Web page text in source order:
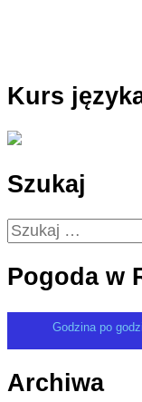
Kurs
Szukaj
Szukaj:
Pogoda w
Godzina po
Archiwa